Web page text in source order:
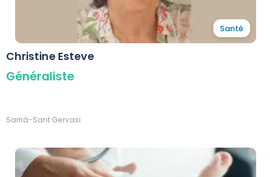
Santé
Christine Esteve
Généraliste
Sarrià-Sant Gervasi